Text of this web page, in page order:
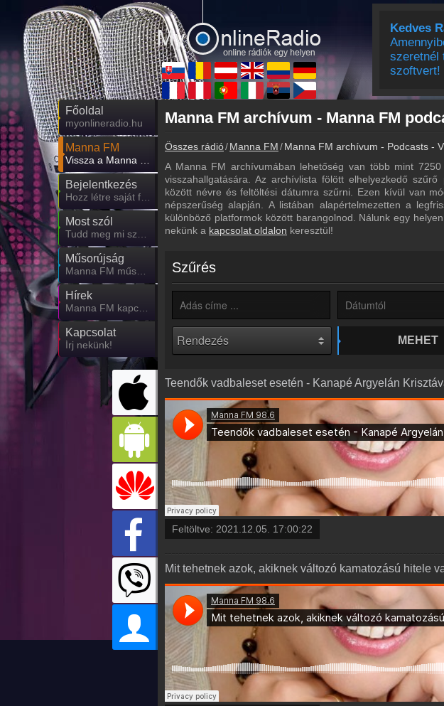
Kedves
szeretnél
szoftvert!
Főoldal
myonlineradio.hu
Manna FM
Bejelentkezés
Most szól
Műsorújság
Hírek
Kapcsolat
Írj nekünk!
Összes rádió Manna FM
Manna FM archívum - Podcasts -
A Manna FM archívumában lehetőség van több mint
visszahallgatására. Az archívlista fölött elhelyezkedő
között névre és feltöltési dátumra szűrni. Ezen kívül van
népszerűség alapján. A listában alapértelmezetten a
különböző platformok között barangolnod. Nálunk egy
nekünk a kapcsolat oldalon keresztül!
Szűrés
MEHET
Teendők vadbaleset esetén - Kanapé Argyelán
Feltöltve: 2021.12.05. 17:00:22
Mit tehetnek azok, akiknek változó kamatozású hitele